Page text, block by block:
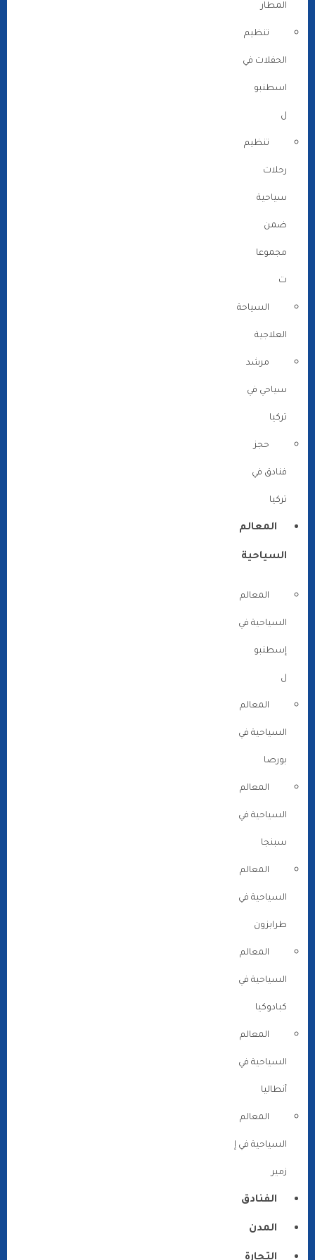
المطار
تنظيم
الحفلات في
اسطنبو
ل
تنظيم
رحلات
سياحية
ضمن
مجموعا
ت
السياحة
العلاجية
مرشد
سياحي في
تركيا
حجز
فنادق في
تركيا
المعالم
السياحية
المعالم
السياحية في
إسطنبو
ل
المعالم
السياحية في
بورصا
المعالم
السياحية في
سبنجا
المعالم
السياحية في
طرابزون
المعالم
السياحية في
كبادوكيا
المعالم
السياحية في
أنطاليا
المعالم
السياحية في إ
زمير
الفنادق
المدن